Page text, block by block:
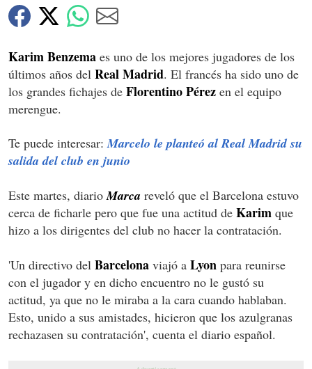
Karim Benzema es uno de los mejores jugadores de los
últimos años del Real Madrid. El francés ha sido uno de
los grandes fichajes de Florentino Pérez en el equipo
merengue.
Te puede interesar:Marcelo le planteó al Real Madrid su
salida del club en junio
Este martes, diarioMarca reveló que el Barcelona estuvo
cerca de ficharle pero que fue una actitud de Karim que
hizo a los dirigentes del club no hacer la contratación.
'Un directivo del Barcelona viajó a Lyon para reunirse
con el jugador y en dicho encuentro no le gustó su
actitud, ya que no le miraba a la cara cuando hablaban.
Esto, unido a sus amistades, hicieron que los azulgranas
rechazasen su contratación', cuenta el diario español.